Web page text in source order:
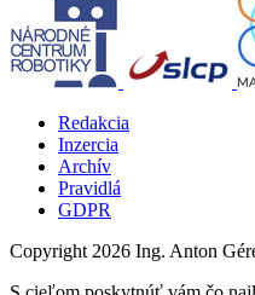
Redakcia
Inzercia
Archív
Pravidlá
GDPR
Copyright 2026 Ing. Anton